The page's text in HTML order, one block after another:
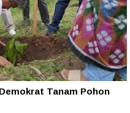
Tanam Pohon